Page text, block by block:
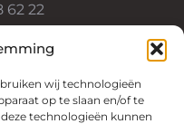
wij technologieën
op te slaan en/of te
technologieën kunnen
62 22